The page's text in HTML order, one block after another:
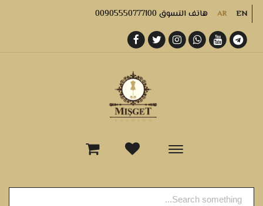
AR EN هاتف التسوق 00905550777100
-